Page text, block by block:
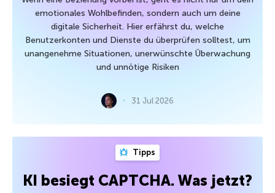
emotionales Wohlbefinden, sondern auch um deine
digitale Sicherheit. Hier erfährst du, welche
Benutzerkonten und Dienste du überprüfen solltest, um
unangenehme Situationen, unerwünschte Überwachung
und unnötige Risiken
31 Jul 2026
Tipps
KI besiegt CAPTCHA. Was jetzt?